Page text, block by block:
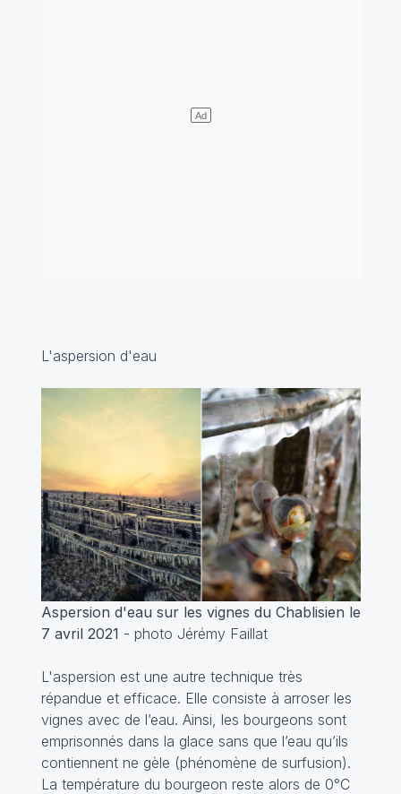
L'aspersion d'eau
Aspersion d'eau sur les vignes du Chablisien le
7 avril 2021 - photo Jérémy Faillat
L'aspersion est une autre technique très
répandue et efficace. Elle consiste à arroser les
vignes avec de l’eau. Ainsi, les bourgeons sont
emprisonnés dans la glace sans que l’eau qu’ils
contiennent ne gèle (phénomène de surfusion).
La température du bourgeon reste alors de 0°C